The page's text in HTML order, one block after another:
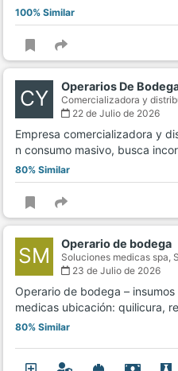
100% Similar
CY Operarios De
Comercializadora y
22 de Julio de 2026
Empresa comercializadora y
n consumo masivo, busca
80% Similar
SM Operario de bodega
Soluciones medicas spa,
23 de Julio de 2026
Operario de bodega –
medicas ubicación: quilicura,
80% Similar